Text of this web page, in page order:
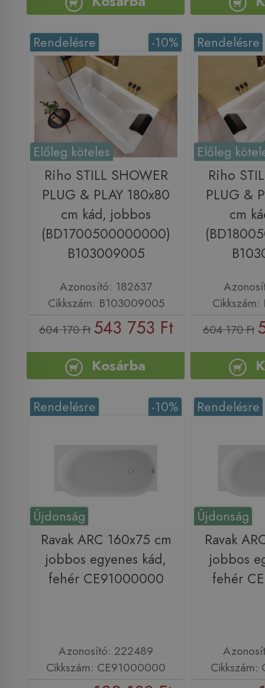
-10%
Rendelésre
Előleg köteles
Riho STILL SHOWER
PLUG & PLAY 180x80
cm kád, jobbos
(BD1700500000000)
B103009005
Azonosító: 182637
Cikkszám: B103009005
604 170 Ft 543 753 Ft
Kosárba
Rendelésre
Előleg
Riho
PLUG &
cm
604 170 Ft
Újdonság
-10%
Rendelésre
Ravak ARC 160x75 cm
jobbos egyenes kád,
fehér CE91000000
Azonosító: 222489
Cikkszám: CE91000000
Újdonság
Rendelésre
Ravak
jobbos
fehér